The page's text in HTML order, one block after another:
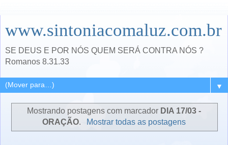
www.sintoniacomaluz.com.br
SE DEUS E POR NÓS QUEM SERÁ CONTRA NÓS ?
Romanos 8.31.33
▼
Mostrando postagens com marcador DIA 17/03 -
ORAÇÃO. Mostrar todas as postagens